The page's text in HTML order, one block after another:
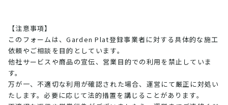
【注意事項】
このフォームは、Garden Plat登録事業者に対する具体的な施工
依頼やご相談を目的としています。
他社サービスや商品の宣伝、営業目的での利用を禁止していま
す。
万が一、不適切な利用が確認された場合、運営にて厳正に対処い
たします。必要に応じて法的措置を講じることがあります。